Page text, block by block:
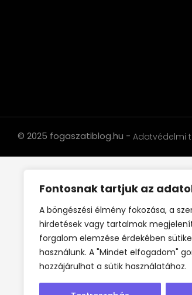
Fontosnak tartjuk az
A böngészési élmény fokozása, a
hirdetések vagy tartalmak
forgalom elemzése érdekében
használunk. A "Mindet elfogadom"
hozzájárulhat a sütik használatához.
© 2025 fogaszatiblog.hu - Adatvédelmi